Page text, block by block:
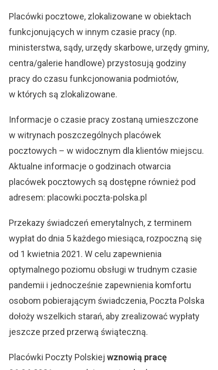
Placówki pocztowe, zlokalizowane w obiektach
funkcjonujących w innym czasie pracy (np.
ministerstwa, sądy, urzędy skarbowe, urzędy gminy,
centra/galerie handlowe) przystosują godziny
pracy do czasu funkcjonowania podmiotów,
w których są zlokalizowane.
Informacje o czasie pracy zostaną umieszczone
w witrynach poszczególnych placówek
pocztowych – w widocznym dla klientów miejscu.
Aktualne informacje o godzinach otwarcia
placówek pocztowych są dostępne również pod
adresem: placowki.poczta-polska.pl
Przekazy świadczeń emerytalnych, z terminem
wypłat do dnia 5 każdego miesiąca, rozpoczną się
od 1 kwietnia 2021. W celu zapewnienia
optymalnego poziomu obsługi w trudnym czasie
pandemii i jednocześnie zapewnienia komfortu
osobom pobierającym świadczenia, Poczta Polska
dołoży wszelkich starań, aby zrealizować wypłaty
jeszcze przed przerwą świąteczną.
Placówki Poczty Polskiej wznowią pracę